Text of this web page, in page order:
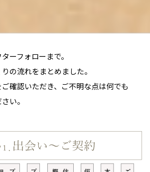
ーフォローまで。
の流れをまとめました。
確認いただき、ご不明な点は何でも
い。